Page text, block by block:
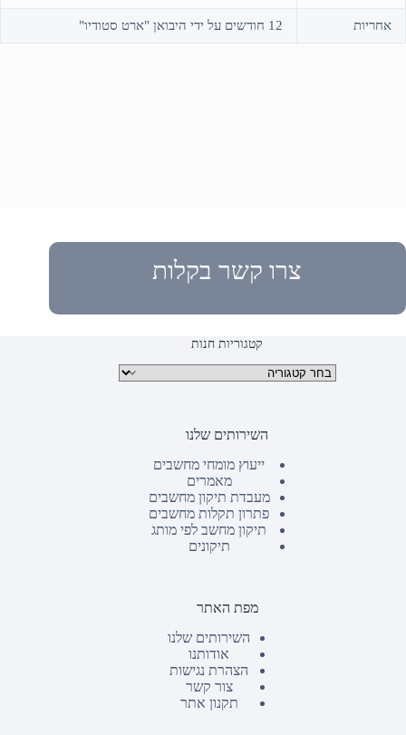
אחריות 12 חודשים על ידי היבואן "ארט סטודיו"
צרו קשר בקלות
קטגוריות חנות
קטגוריות מוצרים
השירותים שלנו
ייעוץ מומחי מחשבים
מאמרים
מעבדת תיקון מחשבים
פתרון תקלות מחשבים
תיקון מחשב לפי מותג
תיקונים
מפת האתר
השירותים שלנו
אודותנו
הצהרת נגישות
צור קשר
תקנון אתר